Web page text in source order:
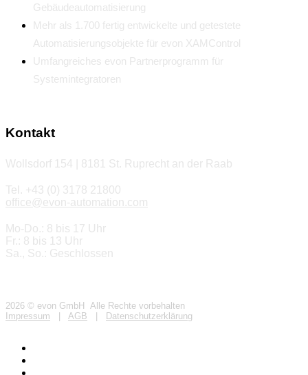
Gebäudeautomatisierung
Mehr als 1.700 fertig entwickelte und getestete
Automatisierungsobjekte für evon XAMControl
Umfangreiches evon Partnerprogramm für
Systemintegratoren
Kontakt
Wollsdorf 154 | 8181 St. Ruprecht an der Raab
Tel. +43 (0) 3178 21800
office@evon-automation.com
Mo-Do.: 8 bis 17 Uhr
Fr.: 8 bis 13 Uhr
Sa., So.: Geschlossen
2026 © evon GmbH Alle Rechte vorbehalten
Impressum | AGB | Datenschutzerklärung